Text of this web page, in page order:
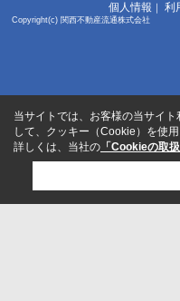
個人情報 利
Copyright(c) 関西不動産流通株
当サイトでは、お客様の当サイ
して、クッキー（Cookie）を使用
詳しくは、当社の 「Cookieの取